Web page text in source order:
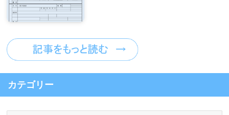
カテゴリー